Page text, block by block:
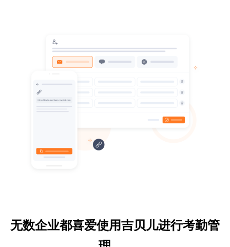
无数企业都喜爱使用吉贝儿进行考勤管